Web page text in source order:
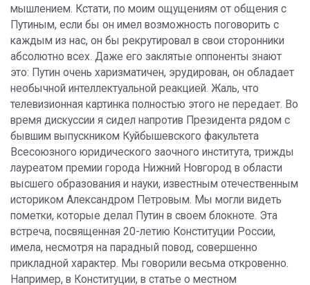
мышлением. Кстати, по моим ощущениям от общения с
Путиным, если бы он имел возможность поговорить с
каждым из нас, он бы рекрутировал в свои сторонники
абсолютно всех. Даже его заклятые оппоненты знают
это: Путин очень харизматичен, эрудирован, он обладает
необычной интеллектуальной реакцией. Жаль, что
телевизионная картинка полностью этого не передает. Во
время дискуссии я сидел напротив Президента рядом с
бывшим выпускником Куйбышевского факультета
Всесоюзного юридического заочного института, трижды
лауреатом премии города Нижний Новгород в области
высшего образования и науки, известным отечественным
историком Александром Петровым. Мы могли видеть
пометки, которые делал Путин в своем блокноте. Эта
встреча, посвященная 20-летию Конституции России,
имела, несмотря на парадный повод, совершенно
прикладной характер. Мы говорили весьма откровенно.
Например, в Конституции, в статье о местном